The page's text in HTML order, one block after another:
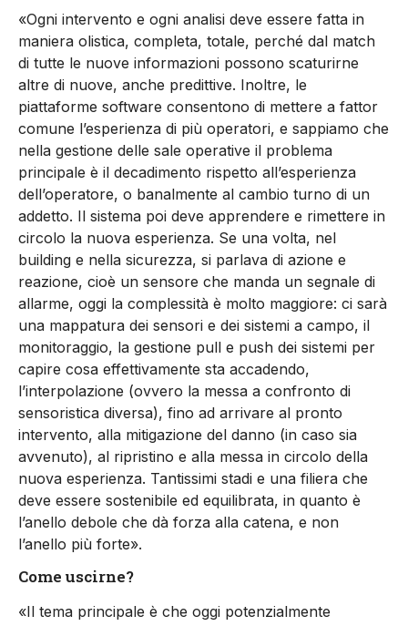
«Ogni intervento e ogni analisi deve essere fatta in
maniera olistica, completa, totale, perché dal match
di tutte le nuove informazioni possono scaturirne
altre di nuove, anche predittive. Inoltre, le
piattaforme software consentono di mettere a fattor
comune l’esperienza di più operatori, e sappiamo che
nella gestione delle sale operative il problema
principale è il decadimento rispetto all’esperienza
dell’operatore, o banalmente al cambio turno di un
addetto. Il sistema poi deve apprendere e rimettere in
circolo la nuova esperienza. Se una volta, nel
building e nella sicurezza, si parlava di azione e
reazione, cioè un sensore che manda un segnale di
allarme, oggi la complessità è molto maggiore: ci sarà
una mappatura dei sensori e dei sistemi a campo, il
monitoraggio, la gestione pull e push dei sistemi per
capire cosa effettivamente sta accadendo,
l’interpolazione (ovvero la messa a confronto di
sensoristica diversa), fino ad arrivare al pronto
intervento, alla mitigazione del danno (in caso sia
avvenuto), al ripristino e alla messa in circolo della
nuova esperienza. Tantissimi stadi e una filiera che
deve essere sostenibile ed equilibrata, in quanto è
l’anello debole che dà forza alla catena, e non
l’anello più forte».
Come uscirne?
«Il tema principale è che oggi potenzialmente